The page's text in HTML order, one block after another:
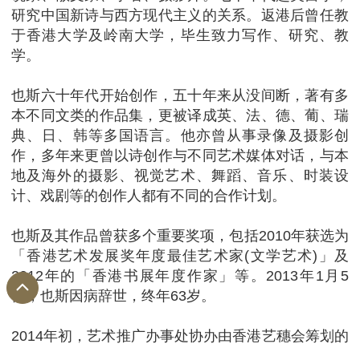
研究中国新诗与西方现代主义的关系。返港后曾任教
于香港大学及岭南大学，毕生致力写作、研究、教
学。
也斯六十年代开始创作，五十年来从没间断，著有多
本不同文类的作品集，更被译成英、法、德、葡、瑞
典、日、韩等多国语言。他亦曾从事录像及摄影创
作，多年来更曾以诗创作与不同艺术媒体对话，与本
地及海外的摄影、视觉艺术、舞蹈、音乐、时装设
计、戏剧等的创作人都有不同的合作计划。
也斯及其作品曾获多个重要奖项，包括2010年获选为
「香港艺术发展奖年度最佳艺术家(文学艺术)」及
2012年的「香港书展年度作家」等。2013年1月5
日，也斯因病辞世，终年63岁。
2014年初，艺术推广办事处协办由香港艺穗会筹划的